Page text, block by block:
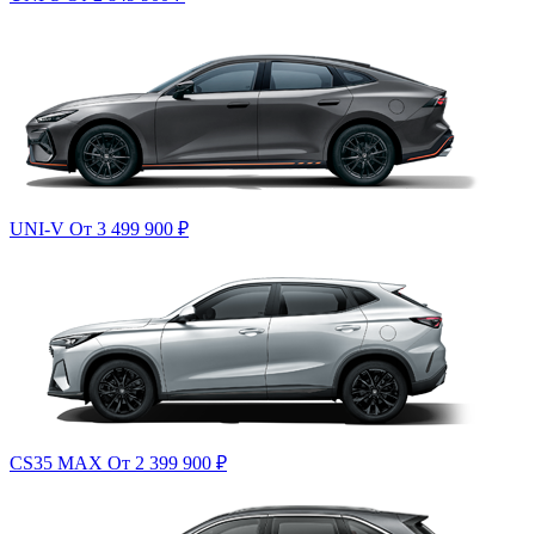
UNI-V От 3 499 900 ₽
CS35 MAX От 2 399 900 ₽